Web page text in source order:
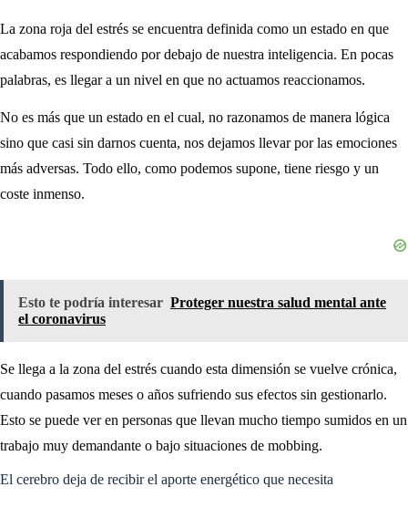
La zona roja del estrés se encuentra definida como un estado en que
acabamos respondiendo por debajo de nuestra inteligencia. En pocas
palabras, es llegar a un nivel en que no actuamos reaccionamos.
No es más que un estado en el cual, no razonamos de manera lógica
sino que casi sin darnos cuenta, nos dejamos llevar por las emociones
más adversas. Todo ello, como podemos supone, tiene riesgo y un
coste inmenso.
Esto te podría interesar Proteger nuestra salud mental ante
el coronavirus
Se llega a la zona del estrés cuando esta dimensión se vuelve crónica,
cuando pasamos meses o años sufriendo sus efectos sin gestionarlo.
Esto se puede ver en personas que llevan mucho tiempo sumidos en un
trabajo muy demandante o bajo situaciones de mobbing.
El cerebro deja de recibir el aporte energético que necesita